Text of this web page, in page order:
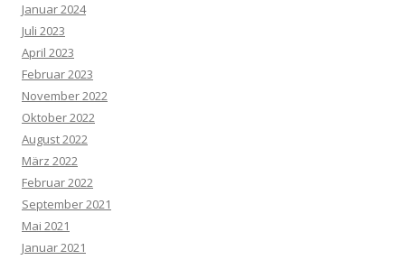
Januar 2024
Juli 2023
April 2023
Februar 2023
November 2022
Oktober 2022
August 2022
März 2022
Februar 2022
September 2021
Mai 2021
Januar 2021